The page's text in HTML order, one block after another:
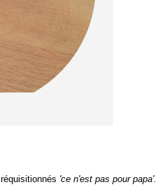
'ce n'est pas pour papa'.